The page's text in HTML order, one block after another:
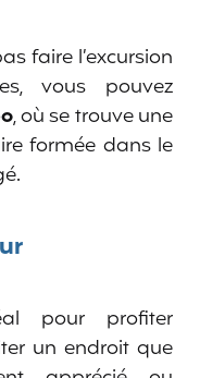
faire l’excursion
vous pouvez
, où se trouve une
formée dans le
pour profiter
un endroit que